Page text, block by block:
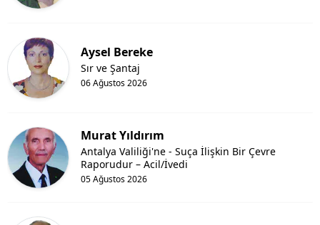
Aysel Bereke
06 Ağustos 2026
Sır ve Şantaj
Murat Yıldırım
05 Ağustos 2026
Antalya Valiliği'ne - Suça İlişkin Bir Çevre
Raporudur – Acil/İvedi